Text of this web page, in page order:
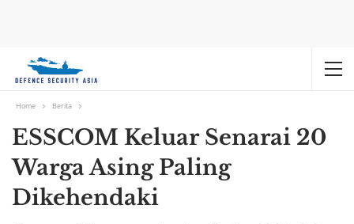
Home Berita
ESSCOM Keluar Senarai 20
Warga Asing Paling
Dikehendaki